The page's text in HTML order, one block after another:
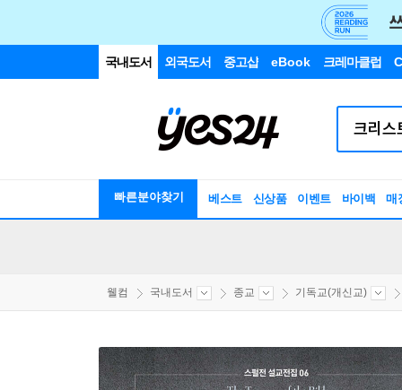
국내도서 외국도서 중고샵 eBook 크레마클럽
빠른분야찾기 베스트 신상품 이벤트 바이백 매
웰컴 국내도서 종교 기독교(개신교)